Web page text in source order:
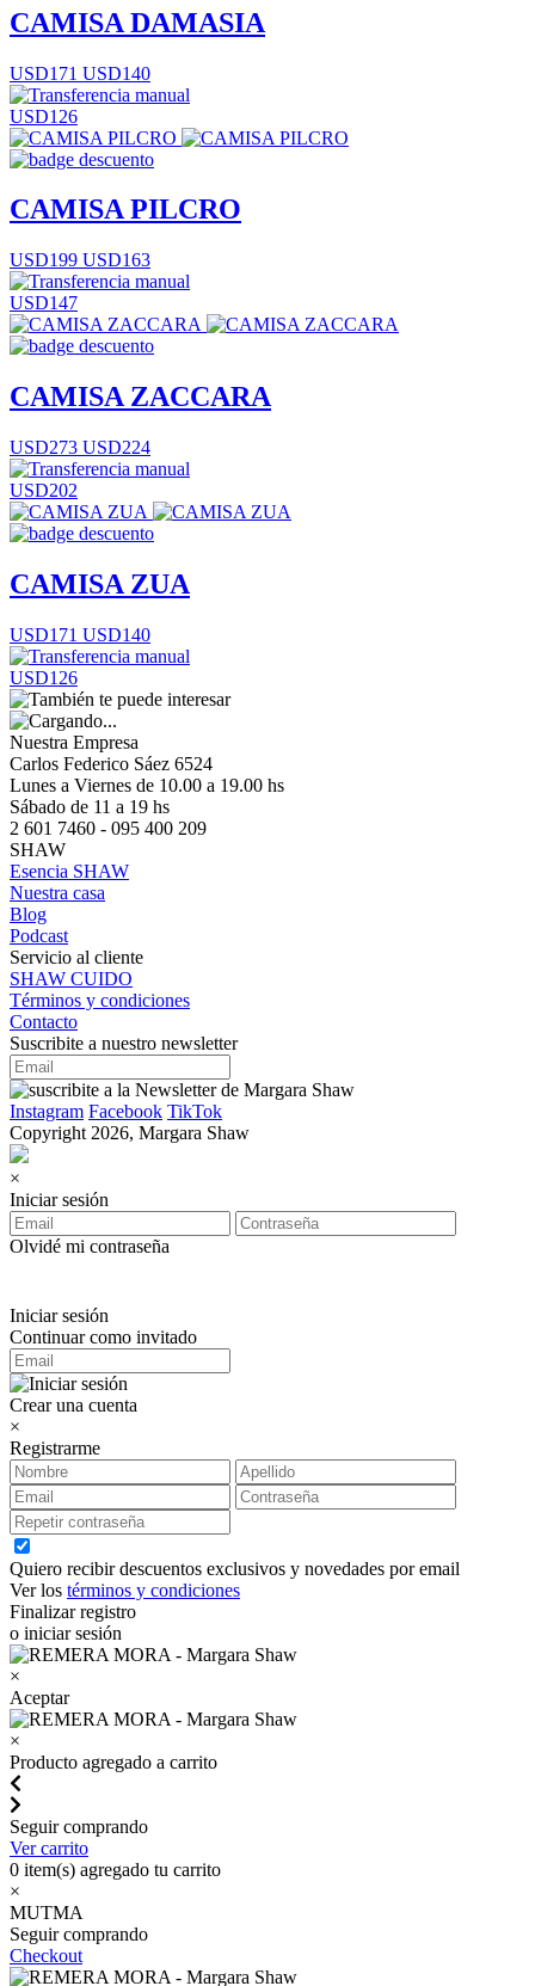
CAMISA DAMASIA
USD171 USD140
USD126
CAMISA PILCRO
USD199 USD163
USD147
CAMISA ZACCARA
USD273 USD224
USD202
CAMISA ZUA
USD171 USD140
USD126
Nuestra Empresa
Carlos Federico Sáez 6524
Lunes a Viernes de 10.00 a 19.00 hs
Sábado de 11 a 19 hs
2 601 7460 - 095 400 209
SHAW
Esencia SHAW
Nuestra casa
Blog
Podcast
Servicio al cliente
SHAW CUIDO
Términos y condiciones
Contacto
Suscribite a nuestro newsletter
Instagram Facebook TikTok
Copyright 2026, Margara Shaw
×
Iniciar sesión
Olvidé mi contraseña
Iniciar sesión
Continuar como invitado
Crear una cuenta
×
Registrarme
Quiero recibir descuentos exclusivos y novedades por email
Ver los términos y condiciones
Finalizar registro
o iniciar sesión
×
Aceptar
×
Producto agregado a carrito
Seguir comprando
Ver carrito
0 item(s) agregado tu carrito
×
MUTMA
Seguir comprando
Checkout